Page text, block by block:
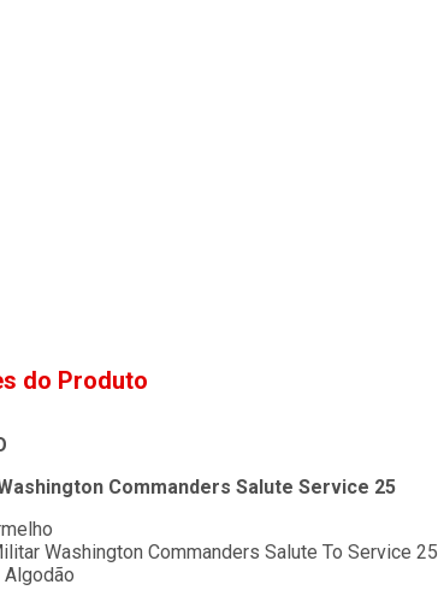
do Produto
Commanders Salute Service 25
Washington Commanders Salute To Service 25
Algodão